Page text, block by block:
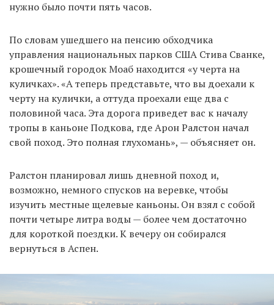
нужно было почти пять часов.
По словам ушедшего на пенсию обходчика
управления национальных парков США Стива Сванке,
крошечный городок Моаб находится «у черта на
куличках». «А теперь представьте, что вы доехали к
черту на кулички, а оттуда проехали еще два с
половиной часа. Эта дорога приведет вас к началу
тропы в каньоне Подкова, где Арон Ралстон начал
свой поход. Это полная глухомань», — объясняет он.
Ралстон планировал лишь дневной поход и,
возможно, немного спусков на веревке, чтобы
изучить местные щелевые каньоны. Он взял с собой
почти четыре литра воды — более чем достаточно
для короткой поездки. К вечеру он собирался
вернуться в Аспен.